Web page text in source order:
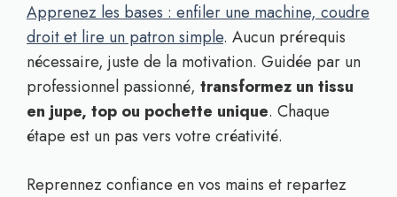
Apprenez les bases : enfiler une machine, coudre
droit et lire un patron simple. Aucun prérequis
nécessaire, juste de la motivation. Guidée par un
professionnel passionné, transformez un tissu
en jupe, top ou pochette unique. Chaque
étape est un pas vers votre créativité.
Reprennez confiance en vos mains et repartez